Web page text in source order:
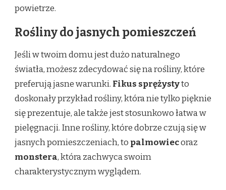
powietrze.
Rośliny do jasnych pomieszczeń
Jeśli w twoim domu jest dużo naturalnego
światła, możesz zdecydować się na rośliny, które
preferują jasne warunki. Fikus sprężystyto
doskonały przykład rośliny, która nie tylko pięknie
się prezentuje, ale także jest stosunkowo łatwa w
pielęgnacji. Inne rośliny, które dobrze czują się w
jasnych pomieszczeniach, to palmowiecoraz
monstera, która zachwyca swoim
charakterystycznym wyglądem.